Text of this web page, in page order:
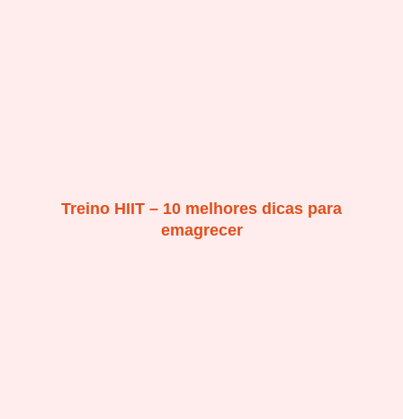
Treino HIIT – 10 melhores dicas para
emagrecer